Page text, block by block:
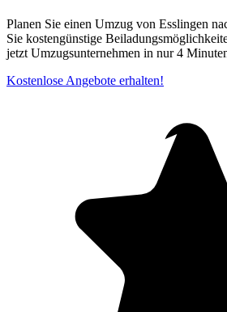
Planen Sie einen Umzug von Esslingen
Sie kostengünstige
jetzt Umzugsunternehmen in nur 4
Kostenlose Angebote erhalten!